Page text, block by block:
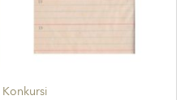
Konkursi